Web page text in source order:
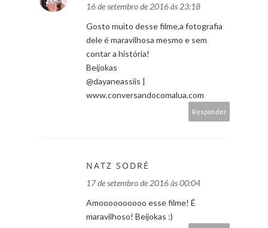
16 de setembro de 2016 às 23:18
Gosto muito desse filme,a fotografia
dele é maravilhosa mesmo e sem
contar a história!
Beijokas
@dayaneassiis |
www.conversandocomalua.com
Responder
NATZ SODRÉ
17 de setembro de 2016 às 00:04
Amoooooooooo esse filme! É
maravilhoso! Beijokas :)